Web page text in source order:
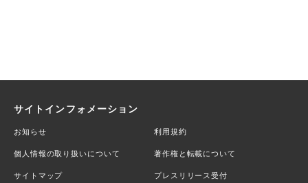
サイトインフォメーション
お知らせ 利用規約
個人情報の取り扱いについて 著作権と転載について
サイトマップ プレスリリース受付